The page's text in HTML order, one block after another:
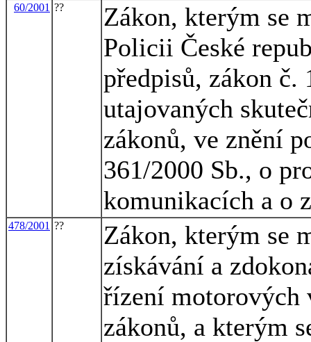
60/2001 ??
Zákon, kterým se
Policii České
předpisů, zákon č.
utajovaných
zákonů, ve znění
361/2000 Sb., o
komunikacích a o
478/2001 ??
Zákon, kterým se
získávání a
řízení motorových
zákonů, a kterým